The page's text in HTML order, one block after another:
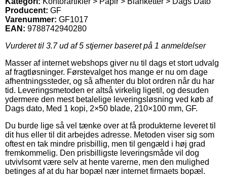
Producent: GF
Varenummer: GF1017
EAN: 9788742940280
Vurderet til 3.7ud af 5 stjerner baseret på 1 anmeldelser
Masser af internet webshops giver nu til dags et stort udvalg
af fragtløsninger. Førstevalget hos mange er nu om dage
afhentningssteder, og så afhenter du blot ordren når du har
tid. Leveringsmetoden er altså virkelig ligetil, og desuden
ydermere den mest betalelige leveringsløsning ved køb af
Dags dato, Med 1 kopi, 2×50 blade, 210×100 mm, GF.
Du burde lige så vel tænke over at få produkterne leveret til
dit hus eller til dit arbejdes adresse. Metoden viser sig som
oftest en tak mindre prisbillig, men til gengæld i høj grad
fremkommelig. Den prisbilligste leveringsmåde vil dog
utvivlsomt være selv at hente varerne, men den mulighed
betinges af at du har bopæl nær internet firmaets bopæl.